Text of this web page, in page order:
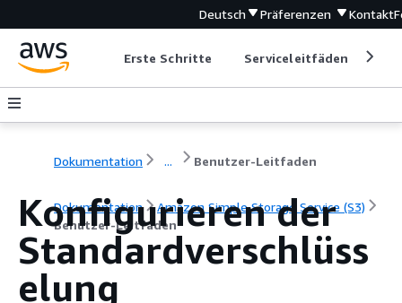
Deutsch Präferenzen Kontakt
Erste Schritte Serviceleitfäden
Dokumentation ... Benutzer-Leitfaden
Dokumentation
Amazon Simple Storage Service (S3)
Benutzer-Leitfaden
Konfigurieren der
Standardverschlüss
elung